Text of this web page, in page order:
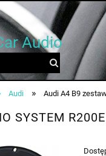
Audio
Audi » Audi A4 B9
SYSTEM